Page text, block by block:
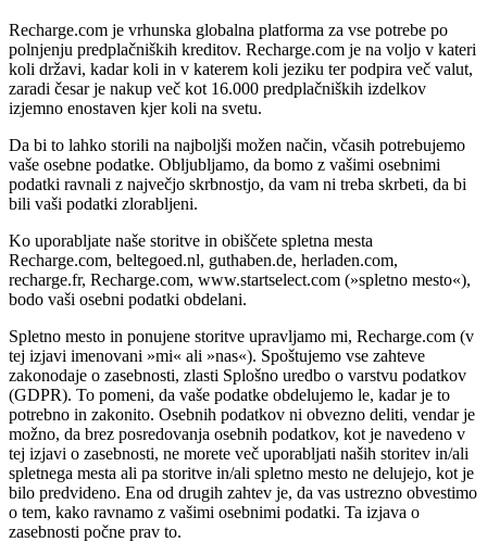
Recharge.com je vrhunska globalna platforma za vse potrebe po
polnjenju predplačniških kreditov. Recharge.com je na voljo v kateri
koli državi, kadar koli in v katerem koli jeziku ter podpira več valut,
zaradi česar je nakup več kot 16.000 predplačniških izdelkov
izjemno enostaven kjer koli na svetu.
Da bi to lahko storili na najboljši možen način, včasih potrebujemo
vaše osebne podatke. Obljubljamo, da bomo z vašimi osebnimi
podatki ravnali z največjo skrbnostjo, da vam ni treba skrbeti, da bi
bili vaši podatki zlorabljeni.
Ko uporabljate naše storitve in obiščete spletna mesta
Recharge.com, beltegoed.nl, guthaben.de, herladen.com,
recharge.fr, Recharge.com, www.startselect.com (»spletno mesto«),
bodo vaši osebni podatki obdelani.
Spletno mesto in ponujene storitve upravljamo mi, Recharge.com (v
tej izjavi imenovani »mi« ali »nas«). Spoštujemo vse zahteve
zakonodaje o zasebnosti, zlasti Splošno uredbo o varstvu podatkov
(GDPR). To pomeni, da vaše podatke obdelujemo le, kadar je to
potrebno in zakonito. Osebnih podatkov ni obvezno deliti, vendar je
možno, da brez posredovanja osebnih podatkov, kot je navedeno v
tej izjavi o zasebnosti, ne morete več uporabljati naših storitev in/ali
spletnega mesta ali pa storitve in/ali spletno mesto ne delujejo, kot je
bilo predvideno. Ena od drugih zahtev je, da vas ustrezno obvestimo
o tem, kako ravnamo z vašimi osebnimi podatki. Ta izjava o
zasebnosti počne prav to.